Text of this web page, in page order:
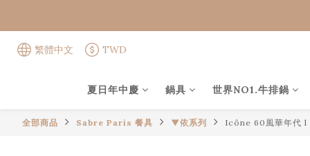
繁體中文 TWD
夏日年中慶 鍋具 世界NO1.牛排鍋
全部商品 Sabre Paris 餐具 ▼依系列 Icône 60風華年代 l